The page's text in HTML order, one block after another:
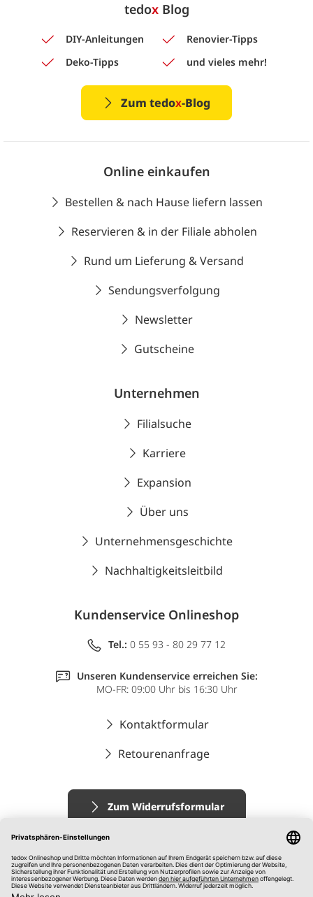
tedoxBlog
DIY-Anleitungen
Renovier-Tipps
Deko-Tipps
und vieles mehr!
Zum tedox-Blog
Online einkaufen
Bestellen & nach Hause liefern lassen
Reservieren & in der Filiale abholen
Rund um Lieferung & Versand
Sendungsverfolgung
Newsletter
Gutscheine
Unternehmen
Filialsuche
Karriere
Expansion
Über uns
Unternehmensgeschichte
Nachhaltigkeitsleitbild
Kundenservice Onlineshop
Tel.: 0 55 93 - 80 29 77 12
Unseren Kundenservice erreichen Sie:
MO-FR: 09:00 Uhr bis 16:30 Uhr
Kontaktformular
Retourenanfrage
Zum Widerrufsformular
Impressum
AGB